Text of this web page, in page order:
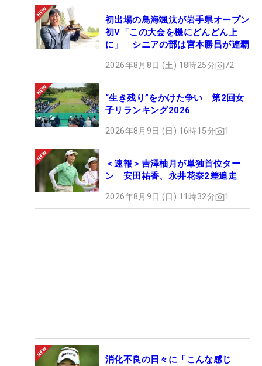
初出場の鳥海颯汰が岩手県オープン
初V「この大会を機にどんどん上
に」 シニアの部は宮本勝昌が連覇
2026年8月8日 (土) 18時25分 72
“生き残り”をかけた争い 第2回女
子リランキング2026
2026年8月9日 (日) 16時15分 1
＜速報＞吉澤柚月が単独首位ター
ン 安田祐香、永井花奈2差追走
2026年8月9日 (日) 11時32分 1
消化不良の日々に「こんな感じ